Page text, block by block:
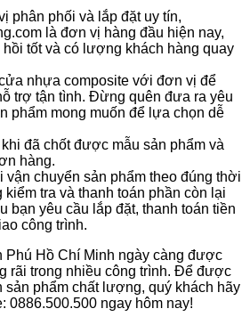
phân phối và lắp đặt uy tín,
là đơn vị hàng đầu hiện nay,
tốt và có lượng khách hàng quay
nhựa composite với đơn vị để
trợ tận tình. Đừng quên đưa ra yêu
phẩm mong muốn để lựa chọn dễ
đã chốt được mẫu sản phẩm và
hàng.
chuyển sản phẩm theo đúng thời
kiểm tra và thanh toán phần còn lại
bạn yêu cầu lắp đặt, thanh toán tiền
công trình.
Phú Hồ Chí Minh ngày càng được
rãi trong nhiều công trình. Để được
phẩm chất lượng, quý khách hãy
0886.500.500 ngay hôm nay!